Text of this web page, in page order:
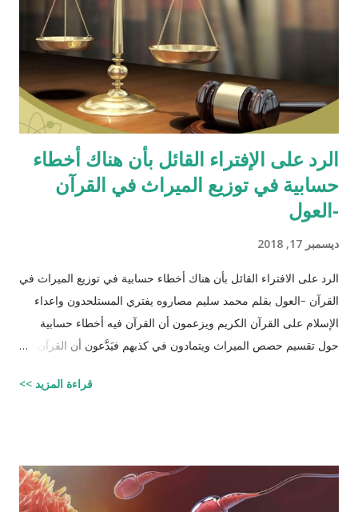
الرد على الإفتراء القائل بأن هناك أخطاء
حسابية في توزيع الميراث في القرآن
-العول
ديسمبر 17, 2018
الرد على الافتراء القائل بأن هناك أخطاء حسابية في توزيع الميراث في
القرآن -العول بقلم محمد سليم مصاروه يفتري المستلحدون واعداء
الإسلام على القرآن الكريم ويزعمون أن القرآن فيه أخطاء حسابية
حول تقسيم حصص الميراث ويتمادون في كذبهم فيَدَّعون أن القرآن من
الحصص وذلك لأنه في حالات مُعَيَّنة يكون مجموع حصص الورثة أكثر
القرآن الكريم مقدار حصص الوارثين المحتمل وجودهم على الغالب
أثناء تقسيم الميراث، فمثلاً ترث الأخت نصف مقدار الأخ الشقيق ولكن
قراءة المزيد >>